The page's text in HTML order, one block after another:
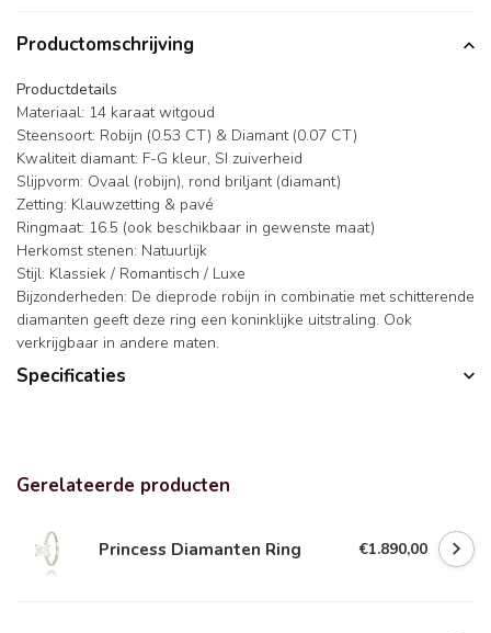
Productomschrijving
Productdetails
Materiaal: 14 karaat witgoud
Steensoort: Robijn (0.53 CT) & Diamant (0.07 CT)
Kwaliteit diamant: F-G kleur, SI zuiverheid
Slijpvorm: Ovaal (robijn), rond briljant (diamant)
Zetting: Klauwzetting & pavé
Ringmaat: 16.5 (ook beschikbaar in gewenste maat)
Herkomst stenen: Natuurlijk
Stijl: Klassiek / Romantisch / Luxe
Bijzonderheden: De dieprode robijn in combinatie met schitterende
diamanten geeft deze ring een koninklijke uitstraling. Ook
verkrijgbaar in andere maten.
Specificaties
Gerelateerde producten
Princess Diamanten Ring €1.890,00